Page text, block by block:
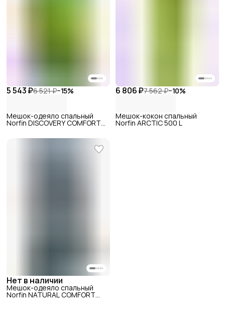
5 543 ₽6 521 ₽−15%
Мешок-одеяло спальный
Norfin DISCOVERY COMFORT
6 806 ₽7 562 ₽−10%
Мешок-кокон спальный
Norfin ARCTIC 500 L
Нет в наличии
Мешок-одеяло спальный
Norfin NATURAL COMFORT